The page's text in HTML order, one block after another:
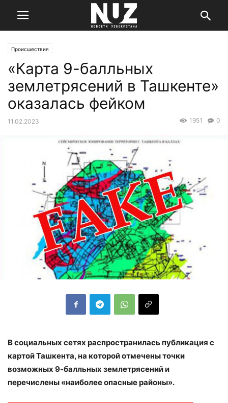
Происшествия
«Карта 9-балльных
землетрясений в Ташкенте»
оказалась фейком
11.02.2023 0
1951
В социальных сетях распространилась публикация с
картой Ташкента, на которой отмечены точки
возможных 9-балльных землетрясений и
перечислены «наиболее опасные районы».